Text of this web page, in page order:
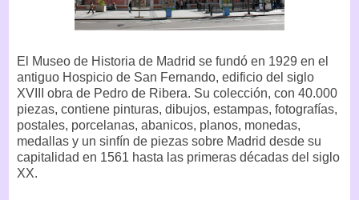
El Museo de Historia de Madrid se fundó en 1929 en el
antiguo Hospicio de San Fernando, edificio del siglo
XVIII obra de Pedro de Ribera. Su colección, con 40.000
piezas, contiene pinturas, dibujos, estampas, fotografías,
postales, porcelanas, abanicos, planos, monedas,
medallas y un sinfín de piezas sobre Madrid desde su
capitalidad en 1561 hasta las primeras décadas del siglo
XX.